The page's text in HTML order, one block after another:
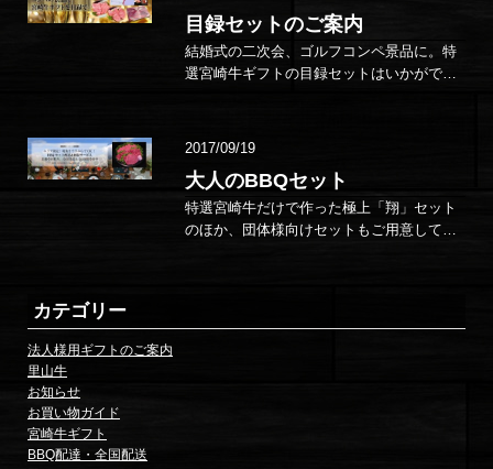
目録セットのご案内
結婚式の二次会、ゴルフコンペ景品に。特
選宮崎牛ギフトの目録セットはいかがです
2017/09/19
大人のBBQセット
特選宮崎牛だけで作った極上「翔」セット
のほか、団体様向けセットもご用意してい
カテゴリー
法人様用ギフトのご案内
里山牛
お知らせ
お買い物ガイド
宮崎牛ギフト
BBQ配達・全国配送